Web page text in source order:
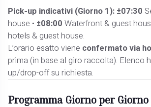
Pick-up indicativi (Giorno 1): ±07:30
house • ±08:00 Waterfront & guest
hotels & guest house.
L’orario esatto viene confermato via
prima (in base al giro raccolta). Elenco
up/drop-off su richiesta.
Programma Giorno per Giorno